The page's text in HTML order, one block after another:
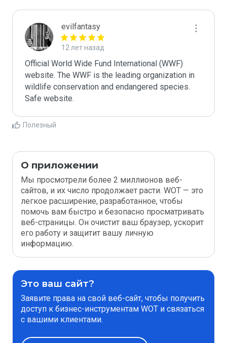
evilfantasy
12 лет назад
Official World Wide Fund International (WWF)
website. The WWF is the leading organization in
wildlife conservation and endangered species.
Safe website.
Полезный
О приложении
Мы просмотрели более 2 миллионов веб-
сайтов, и их число продолжает расти. WOT — это
легкое расширение, разработанное, чтобы
помочь вам быстро и безопасно просматривать
веб-страницы. Он очистит ваш браузер, ускорит
его работу и защитит вашу личную
информацию.
Это ваш сайт?
Заявите права на свой веб-сайт, чтобы получить
доступ к бизнес-инструментам WOT и связаться
с вашими клиентами.